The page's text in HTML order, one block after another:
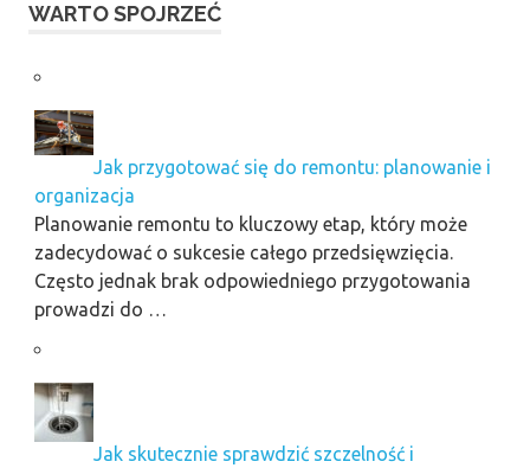
WARTO SPOJRZEĆ
Jak przygotować się do remontu: planowanie i
organizacja
Planowanie remontu to kluczowy etap, który może
zadecydować o sukcesie całego przedsięwzięcia.
Często jednak brak odpowiedniego przygotowania
prowadzi do …
Jak skutecznie sprawdzić szczelność i